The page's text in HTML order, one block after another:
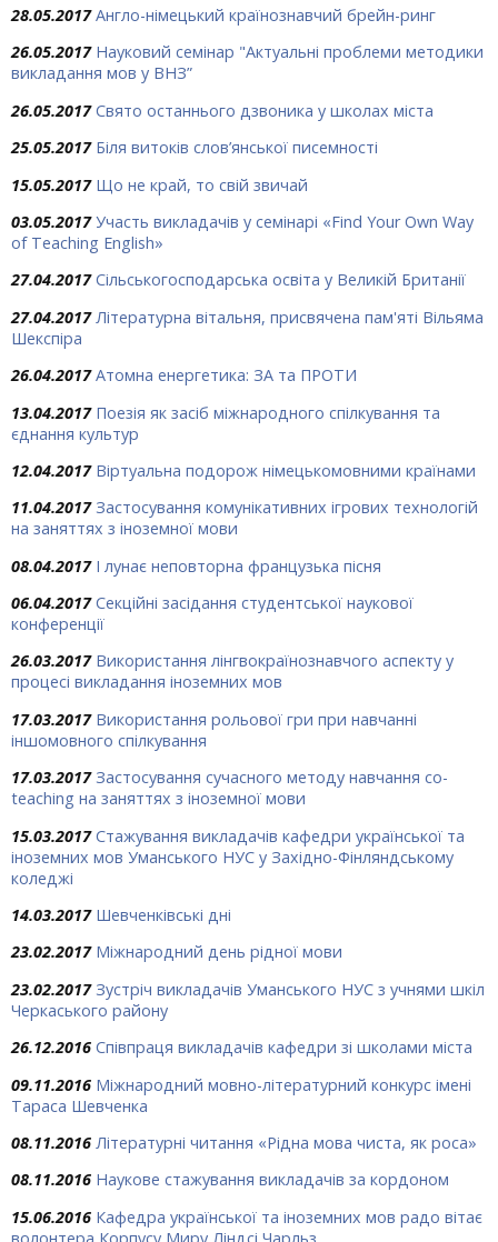
28.05.2017 Англо-німецький країнознавчий брейн-ринг
26.05.2017 Науковий семінар "Актуальні проблеми методики
викладання мов у ВНЗ”
26.05.2017 Свято останнього дзвоника у школах міста
25.05.2017 Біля витоків слов’янської писемності
15.05.2017 Що не край, то свій звичай
03.05.2017 Участь викладачів у семінарі «Find Your Own Way
of Teaching English»
27.04.2017 Сільськогосподарська освіта у Великій Британії
27.04.2017 Літературна вітальня, присвячена пам'яті Вільяма
Шекспіра
26.04.2017 Атомна енергетика: ЗА та ПРОТИ
13.04.2017 Поезія як засіб міжнародного спілкування та
єднання культур
12.04.2017 Віртуальна подорож німецькомовними країнами
11.04.2017 Застосування комунікативних ігрових технологій
на заняттях з іноземної мови
08.04.2017 І лунає неповторна французька пісня
06.04.2017 Секційні засідання студентської наукової
конференції
26.03.2017 Використання лінгвокраїнознавчого аспекту у
процесі викладання іноземних мов
17.03.2017 Використання рольової гри при навчанні
іншомовного спілкування
17.03.2017 Застосування сучасного методу навчання co-
teaching на заняттях з іноземної мови
15.03.2017 Стажування викладачів кафедри української та
іноземних мов Уманського НУС у Західно-Фінляндському
коледжі
14.03.2017 Шевченківські дні
23.02.2017 Міжнародний день рідної мови
23.02.2017 Зустріч викладачів Уманського НУС з учнями шкіл
Черкаського району
26.12.2016 Співпраця викладачів кафедри зі школами міста
09.11.2016 Міжнародний мовно-літературний конкурс імені
Тараса Шевченка
08.11.2016 Літературні читання «Рідна мова чиста, як роса»
08.11.2016 Наукове стажування викладачів за кордоном
15.06.2016 Кафедра української та іноземних мов радо вітає